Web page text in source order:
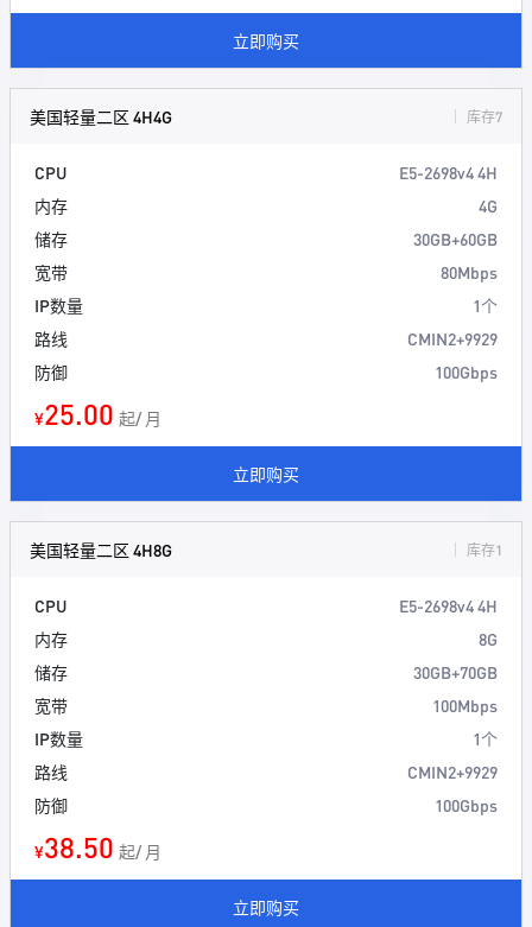
立即购买
美国轻量二区 4H4G 库存7
CPU
E5-2698v4 4H
内存
4G
储存
30GB+60GB
宽带
80Mbps
IP数量
1个
路线
CMIN2+9929
防御
100Gbps
¥25.00 起/ 月
立即购买
美国轻量二区 4H8G 库存1
CPU
E5-2698v4 4H
内存
8G
储存
30GB+70GB
宽带
100Mbps
IP数量
1个
路线
CMIN2+9929
防御
100Gbps
¥38.50 起/ 月
立即购买